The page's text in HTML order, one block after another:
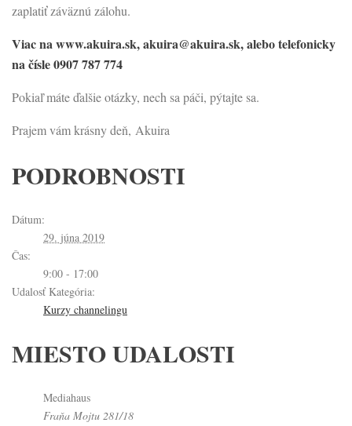
zaplatiť záväznú zálohu.
Viac na www.akuira.sk, akuira@akuira.sk, alebo telefonicky
na čísle 0907 787 774
Pokiaľ máte ďalšie otázky, nech sa páči, pýtajte sa.
Prajem vám krásny deň, Akuira
PODROBNOSTI
Dátum:
29. júna 2019
Čas:
9:00 - 17:00
Udalosť Kategória:
Kurzy channelingu
MIESTO UDALOSTI
Mediahaus
Fraňa Mojtu 281/18